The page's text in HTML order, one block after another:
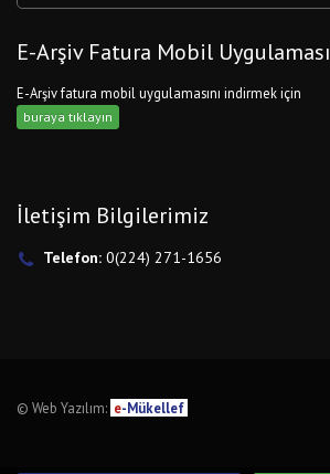
E-Arşiv Fatura Mobil Uygulaması
E-Arşiv fatura mobil uygulamasını indirmek için
buraya tıklayın
İletişim Bilgilerimiz
Telefon: 0(224) 271-1656
© Web Yazılım: e-Mükellef